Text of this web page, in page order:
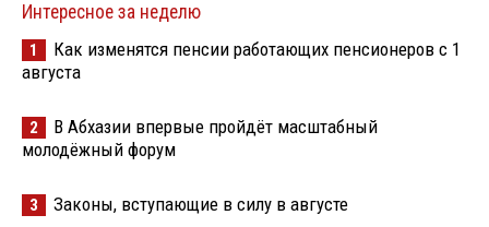
Интересное за неделю
1
Как изменятся пенсии работающих пенсионеров с 1
августа
2
В Абхазии впервые пройдёт масштабный
молодёжный форум
3 Законы, вступающие в силу в августе